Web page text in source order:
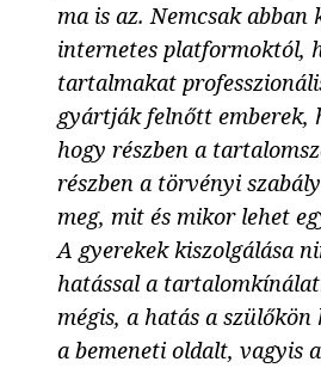
ma is az. Nemcsak abban
internetes platformoktól,
tartalmakat
gyártják felnőtt emberek,
hogy részben a
részben a törvényi
meg, mit és mikor lehet
A gyerekek kiszolgálása
hatással a
mégis, a hatás a
a bemeneti oldalt, vagyis